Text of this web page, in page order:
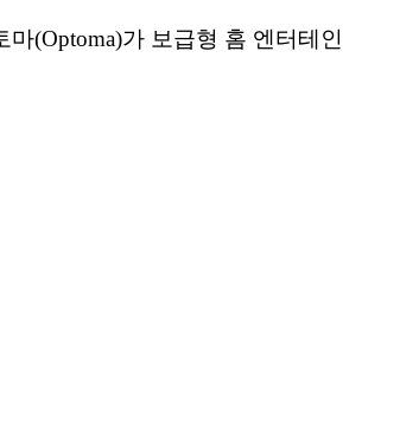
(Optoma)가 보급형 홈 엔터테인